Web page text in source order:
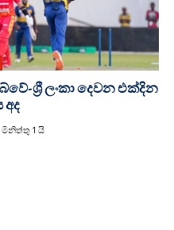
ශ්‍රී ලංකා දෙවන එක්දින
1 යි